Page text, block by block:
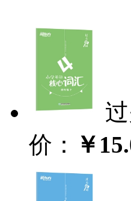
价：
￥